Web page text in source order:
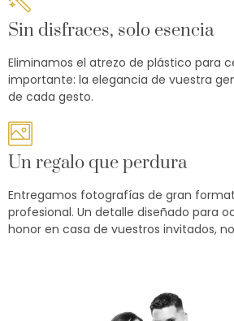
Sin disfraces, solo esencia
Eliminamos el atrezo de plástico para
importante: la elegancia de vuestra
de cada gesto.
Un regalo que perdura
Entregamos fotografías de gran
profesional. Un detalle diseñado para
honor en casa de vuestros invitados,